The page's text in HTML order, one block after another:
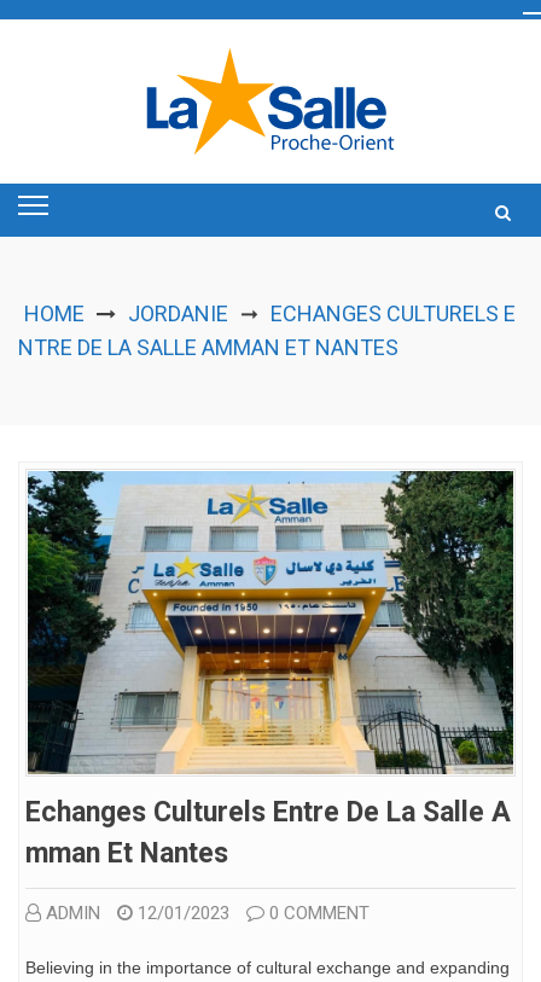
HOME JORDANIE ➞ ECHANGES CULTURELS E
NTRE DE LA SALLE AMMAN ET NANTES
Echanges Culturels Entre De La Salle A
Mman Et Nantes
ADMIN 12/01/2023 0 COMMENT
Believing in the importance of cultural exchange and expanding